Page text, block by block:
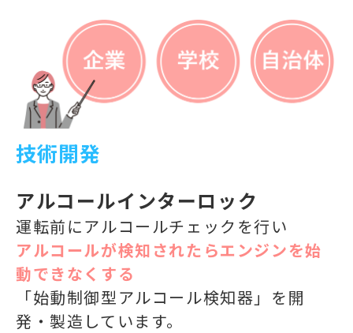
技術開発
アルコールインターロック
運転前にアルコールチェックを行い
アルコールが検知されたらエンジンを始
動できなくする
「始動制御型アルコール検知器」を開
発・製造しています。